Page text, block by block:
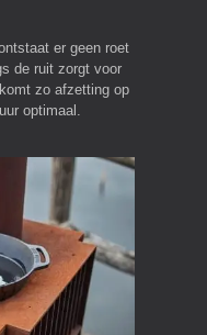
er geen roet
de ruit zorgt voor
zo afzetting op
optimaal.